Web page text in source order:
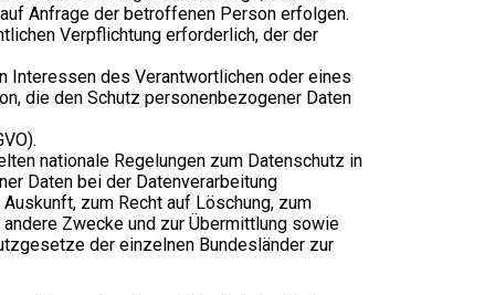
Anfrage der betroffenen Person erfolgen.
Verpflichtung erforderlich, der der
Interessen des Verantwortlichen oder eines
die den Schutz personenbezogener Daten
nationale Regelungen zum Datenschutz in
Daten bei der Datenverarbeitung
zum Recht auf Löschung, zum
Zwecke und zur Übermittlung sowie
der einzelnen Bundesländer zur